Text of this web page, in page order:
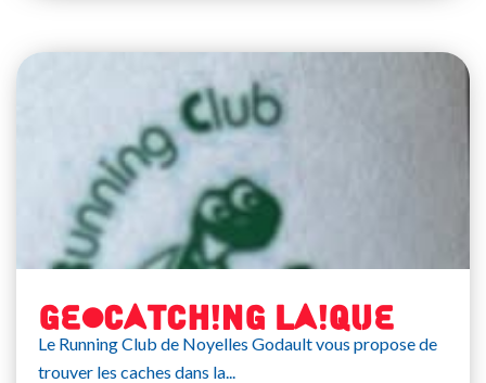
GEOCATCHING LAIQUE
Le Running Club de Noyelles Godault vous propose de
trouver les caches dans la...